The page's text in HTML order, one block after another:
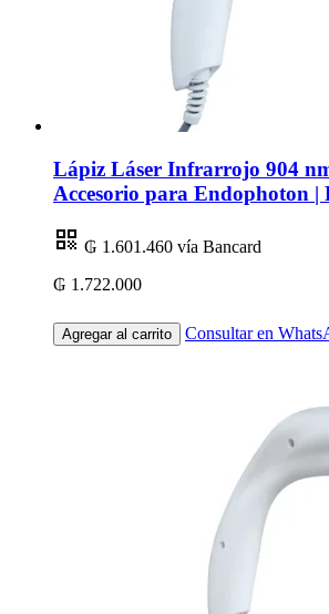
Lápiz Láser Infrarrojo 904
Accesorio para Endophoton |
₲ 1.601.460 vía Bancard
₲ 1.722.000
Agregar al carrito Consultar en